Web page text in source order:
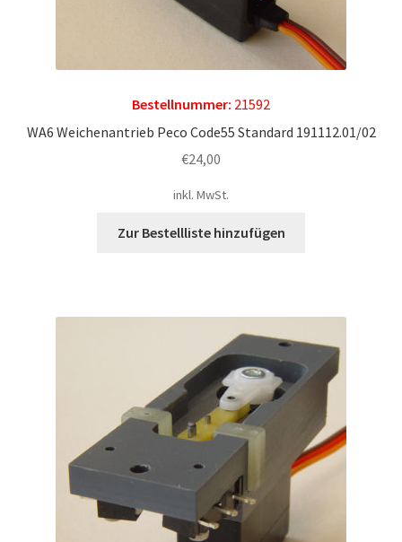
Bestellnummer: 21592
WA6 Weichenantrieb Peco Code55 Standard 191112.01/02
€24,00
inkl. MwSt.
Zur Bestellliste hinzufügen